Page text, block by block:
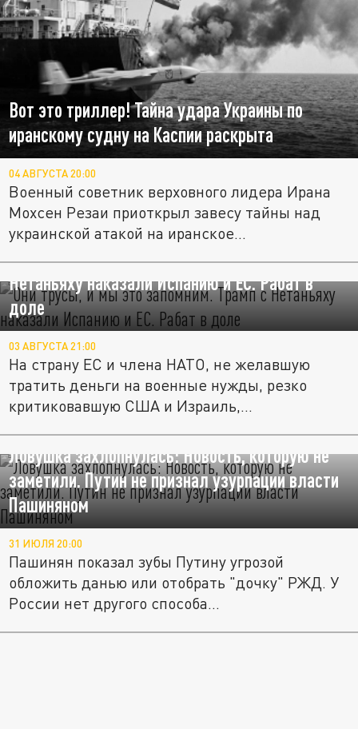
Вот это триллер! Тайна удара Украины по
иранскому судну на Каспии раскрыта
04 АВГУСТА 20:00
Военный советник верховного лидера Ирана
Мохсен Резаи приоткрыл завесу тайны над
украинской атакой на иранское...
"Они трусы, и мы это запомним". Трамп с
Нетаньяху наказали Испанию и ЕС. Рабат в
доле
03 АВГУСТА 21:00
На страну ЕС и члена НАТО, не желавшую
тратить деньги на военные нужды, резко
критиковавшую США и Израиль,...
Ловушка захлопнулась: Новость, которую не
заметили. Путин не признал узурпации власти
Пашиняном
31 ИЮЛЯ 20:00
Пашинян показал зубы Путину угрозой
обложить данью или отобрать "дочку" РЖД. У
России нет другого способа...